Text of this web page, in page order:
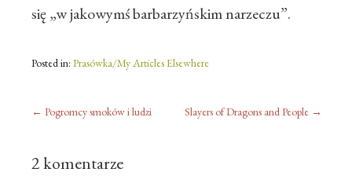
się „w jakowymś barbarzyńskim narzeczu”.
Posted in: Prasówka/My Articles Elsewhere
← Pogromcy smoków i ludzi Slayers of Dragons and People →
2 komentarze